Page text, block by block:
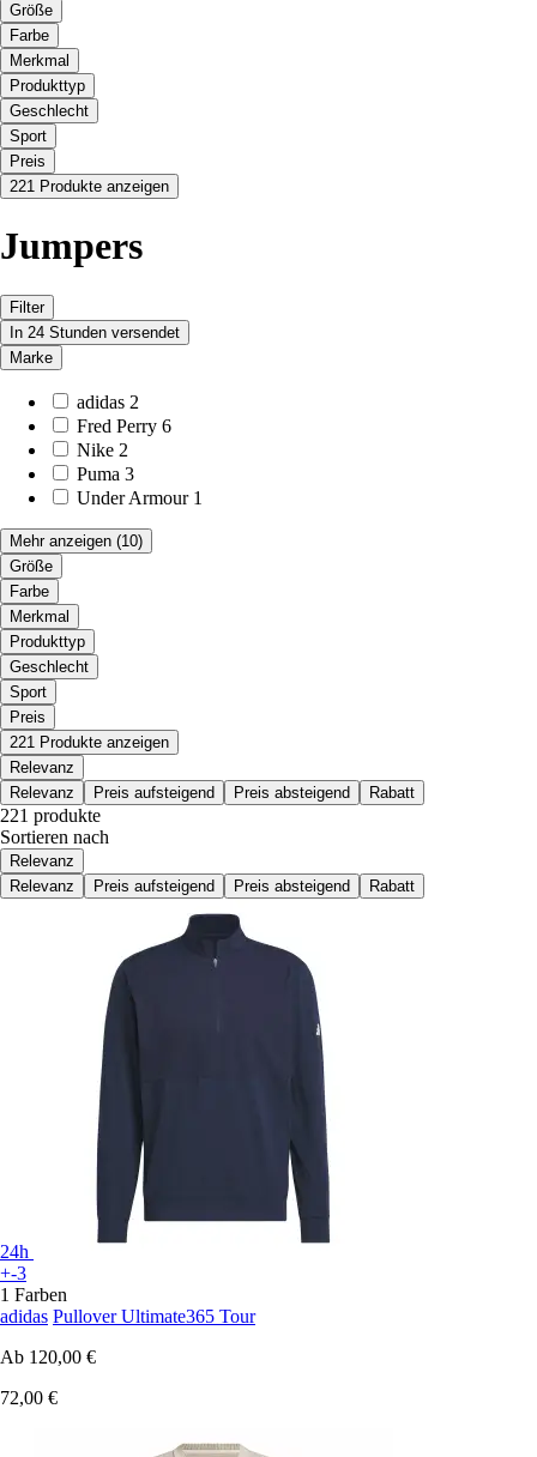
Größe
Farbe
Merkmal
Produkttyp
Geschlecht
Sport
Preis
221 Produkte anzeigen
Jumpers
Filter
In 24 Stunden versendet
Marke
adidas 2
Fred Perry 6
Nike 2
Puma 3
Under Armour 1
Mehr anzeigen (10)
Größe
Farbe
Merkmal
Produkttyp
Geschlecht
Sport
Preis
221 Produkte anzeigen
Relevanz
Relevanz
Preis aufsteigend Preis absteigend Rabatt
221 produkte
Sortieren nach
Relevanz
Relevanz
Preis aufsteigend Preis absteigend Rabatt
24h
+-3
1 Farben
adidas Pullover Ultimate365 Tour
Ab 120,00 €
72,00 €